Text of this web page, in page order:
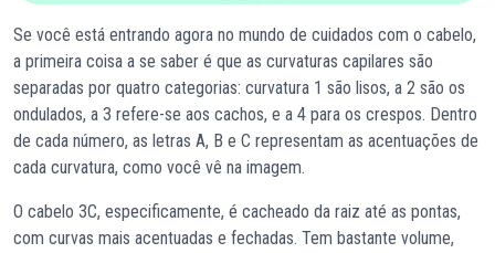
Se você está entrando agora no mundo de cuidados com o cabelo,
a primeira coisa a se saber é que as curvaturas capilares são
separadas por quatro categorias: curvatura 1 são lisos, a 2 são os
ondulados, a 3 refere-se aos cachos, e a 4 para os crespos. Dentro
de cada número, as letras A, B e C representam as acentuações de
cada curvatura, como você vê na imagem.
O cabelo 3C, especificamente, é cacheado da raiz até as pontas,
com curvas mais acentuadas e fechadas. Tem bastante volume,